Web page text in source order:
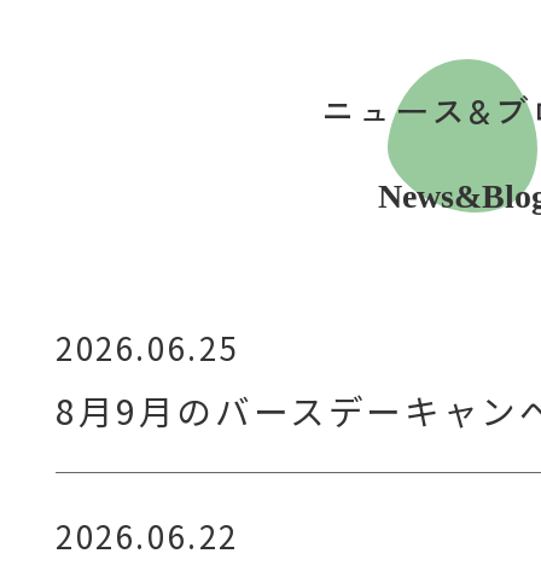
ニュース&
2026.06.25
8月9月のバースデーキャン
2026.06.22